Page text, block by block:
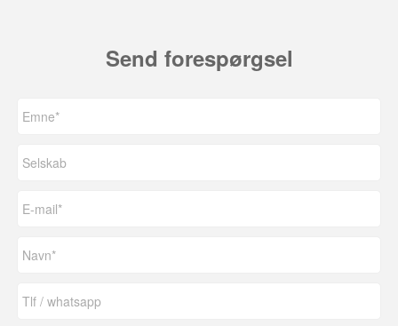
Send forespørgsel